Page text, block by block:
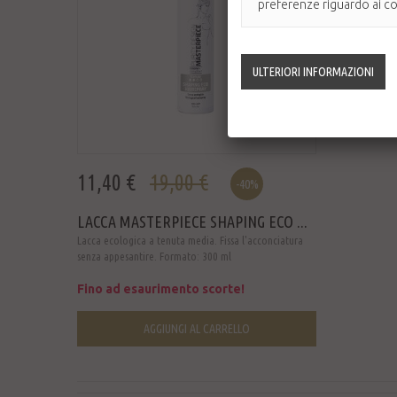
11,40 € 19,00 € -40%
LACCA MASTERPIECE SHAPING ECO ...
Lacca ecologica a tenuta media. Fissa l'acconciatura
senza appesantire. Formato: 300 ml
Fino ad esaurimento scorte!
AGGIUNGI AL CARRELLO
preferenze riguardo ai